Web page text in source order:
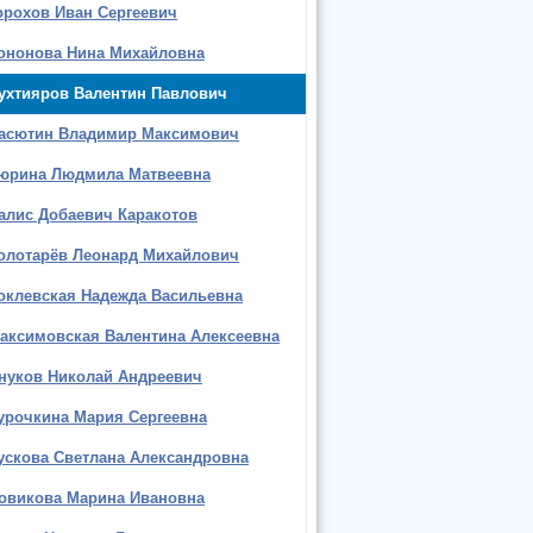
Иван Сергеевич
Нина Михайловна
Валентин Павлович
Владимир Максимович
Людмила Матвеевна
Добаевич Каракотов
Леонард Михайлович
Надежда Васильевна
Валентина Алексеевна
Николай Андреевич
Мария Сергеевна
Светлана Александровна
Марина Ивановна